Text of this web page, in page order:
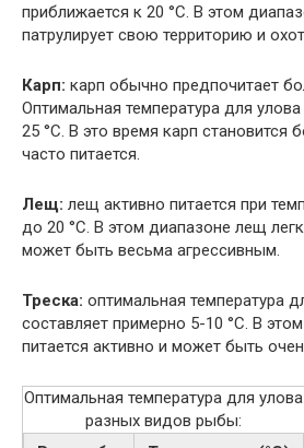
приближается к 20 °C. В этом
патрулирует свою территорию и
Карп: карп обычно предпочитает
Оптимальная температура для
25 °C. В это время карп становится
часто питается.
Лещ: лещ активно питается при
до 20 °C. В этом диапазоне лещ
может быть весьма агрессивным.
Треска: оптимальная температура
составляет примерно 5-10 °C. В
питается активно и может быть
Оптимальная температура для улова
разных видов рыбы: